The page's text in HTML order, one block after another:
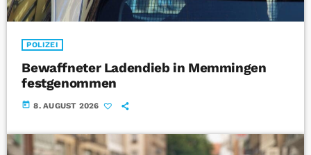
POLIZEI
Bewaffneter Ladendieb in Memmingen
festgenommen
today 8. AUGUST 2026